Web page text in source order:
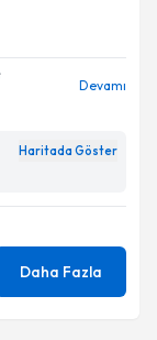
Devamı
Haritada Göster
Daha Fazla